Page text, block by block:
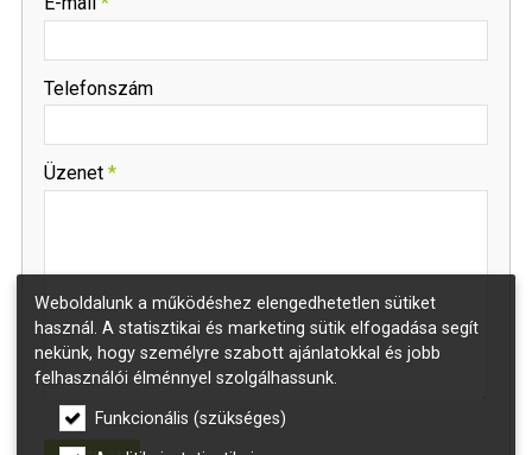
-
-
-
Telefonszám
Üzenet *
Weboldalunk a működéshez elengedhetetlen sütiket
használ. A statisztikai és marketing sütik elfogadása segít
nekünk, hogy személyre szabott ajánlatokkal és jobb
felhasználói élménnyel szolgálhassunk.
Funkcionális (szükséges)